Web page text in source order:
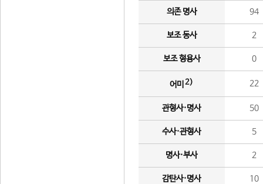
의존 명사 94
보조 동사 2
보조 형용사 0
어미 2) 22
관형사·명사 50
수사·관형사 5
명사·부사 2
감탄사·명사 10